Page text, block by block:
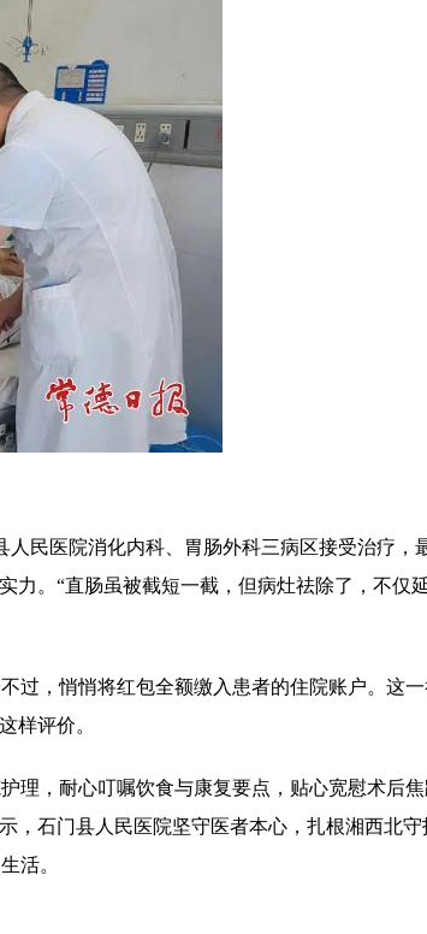
民医院消化内科、胃肠外科三病区接受治疗，
力。“直肠虽被截短一截，但病灶祛除了，不仅
过，悄悄将红包全额缴入患者的住院账户。这
样评价。
理，耐心叮嘱饮食与康复要点，贴心宽慰术后
，石门县人民医院坚守医者本心，扎根湘西北守
活。